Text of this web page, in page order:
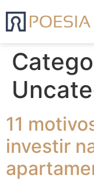
11
investir